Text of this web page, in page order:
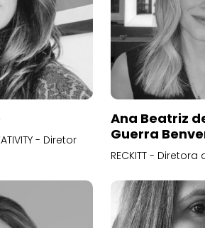
- Diretor
Ana Beatriz
Guerra
RECKITT -